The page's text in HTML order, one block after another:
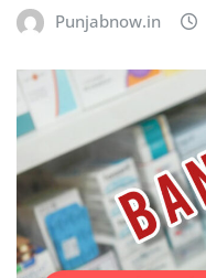
Punjabnow.in